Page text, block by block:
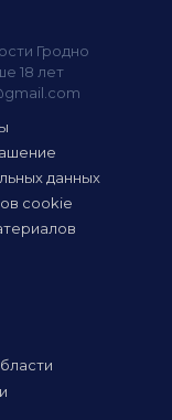
Гродно
18 лет
данных
cookie